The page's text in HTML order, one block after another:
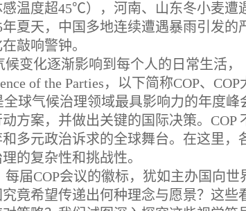
估
感温度超45℃），河南、山东冬小麦
年夏天，中国多地连续遭遇暴雨引发
敲响警钟。
候变化逐渐影响到每个人的日常生活
of the Parties，以下简称COP、
全球气候治理领域最具影响力的年度
方案，并做出关键的国际决策。
多元政治诉求的全球舞台。在这里
的复杂性和挑战性。
每届COP会议的徽标，犹如主办国向
究竟希望传递出何种理念与愿景？这